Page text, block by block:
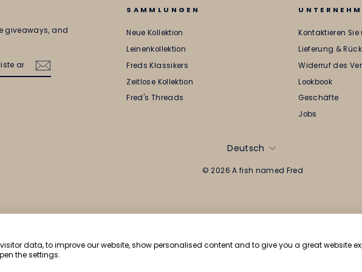
giveaways, and
SAMMLUNGEN
Neue Kollektion
Leinenkollektion
Freds Klassikers
Zeitlose Kollektion
Fred's Threads
Kontaktieren Sie
Lieferung &
Widerruf des
Lookbook
Geschäfte
Jobs
SPRACHE
Deutsch
© 2026 A fish named Fred
data, to improve our website, show personalised content and to give you a great website
the settings.